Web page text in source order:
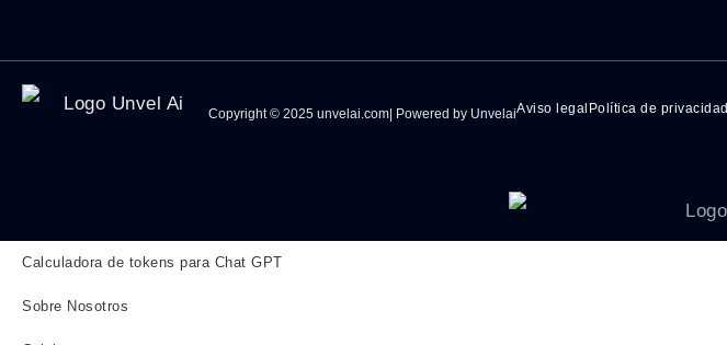
Copyright © 2025 unvelai.com| Powered by UnvelaiAviso legal Política de privacidad
Calculadora de tokens para Chat GPT
Sobre Nosotros